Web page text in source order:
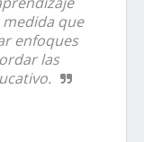
que
enfoques
las